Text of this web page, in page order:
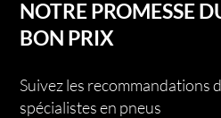
NOTRE PROMESSE
BON PRIX
Suivez les recommandations
spécialistes en pneus